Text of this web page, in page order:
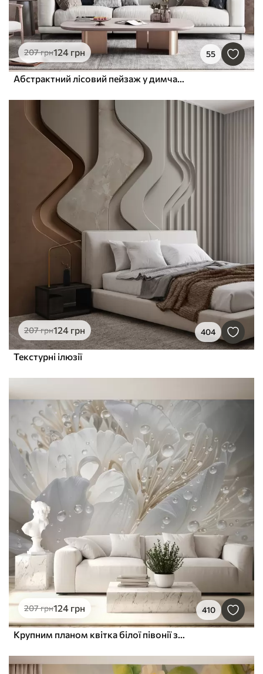
207грн124 грн 55
Абстрактний лісовий пейзаж у димчасто-бежевих тонах із відчуттям глибини
207грн124 грн 404
Текстурні ілюзії
207грн124 грн 410
Крупним планом квітка білої півонії з ніжними пелюстками і крапельками води